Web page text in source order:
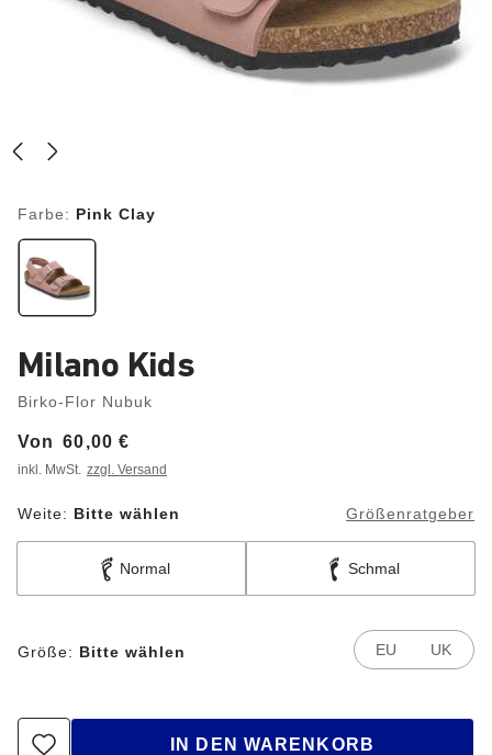
Farbe: Pink Clay
Milano Kids
Birko-Flor Nubuk
Von
Price:60,00 €
inkl. MwSt. zzgl. Versand
Weite: Bitte wählen Größenratgeber
Normal Schmal
Größe: Bitte wählen EU UK
IN DEN WARENKORB